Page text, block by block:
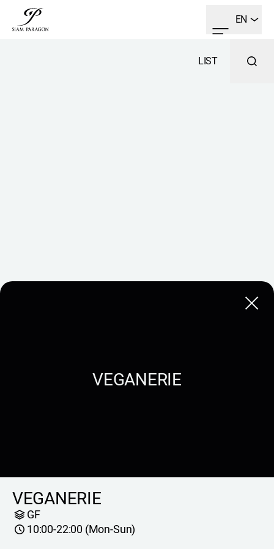
EN
Close
VEGANERIE
VEGANERIE
GF
10:00-22:00 (Mon-Sun)
LIST